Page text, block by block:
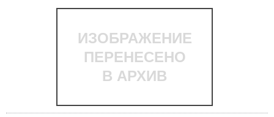
ИЗОБРАЖЕНИЕ
ПЕРЕНЕСЕНО
В АРХИВ